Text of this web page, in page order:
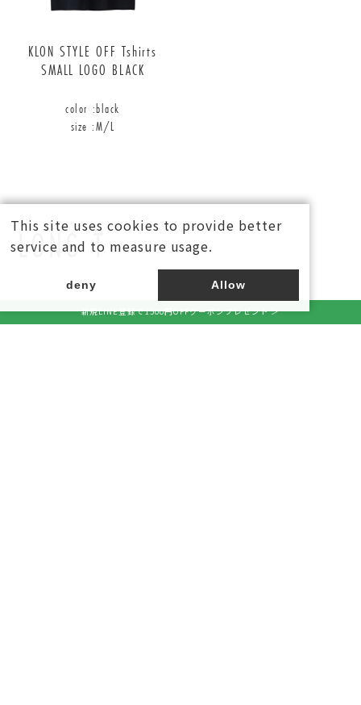
KLON STYLE OFF Tshirts
SMALL LOGO BLACK
color :black
size :M/L
LONG T
新規LINE登録で1500円OFFクーポンプレゼント ＞
This site uses cookies to provide better
service and to measure usage.
deny Allow